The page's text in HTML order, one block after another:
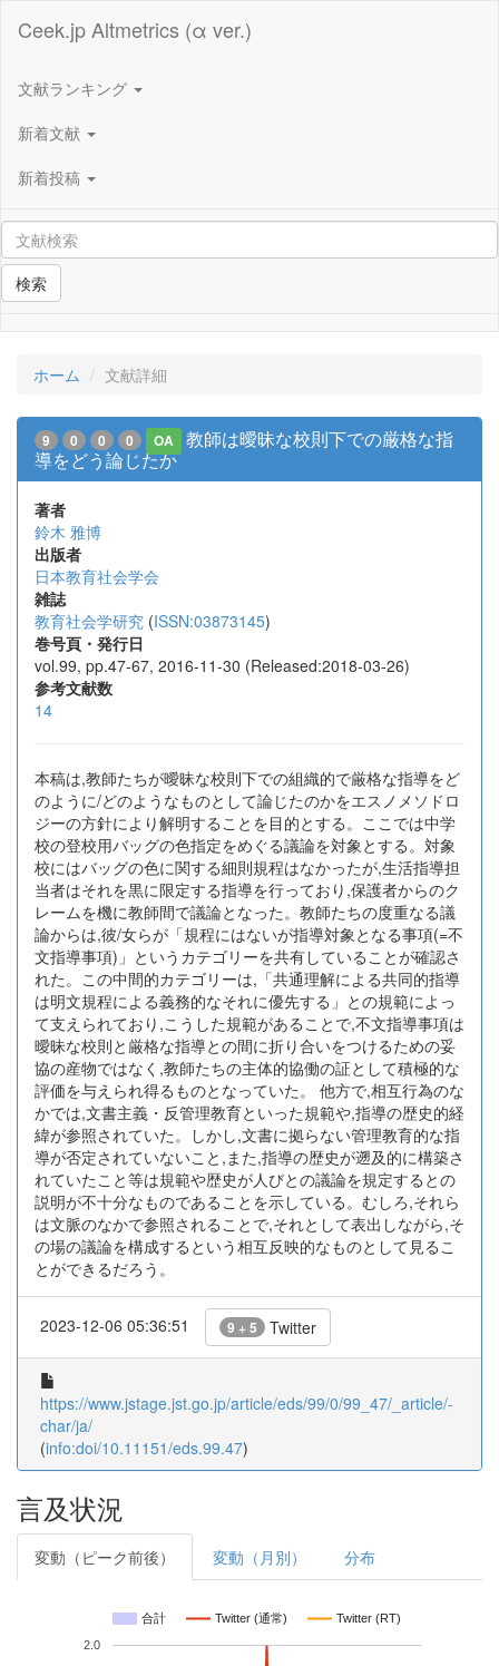
Ceek.jp Altmetrics (α ver.)
文献ランキング
新着文献
新着投稿
検索
ホーム 文献詳細
9 0 0 0 OA
教師は曖昧な校則下での厳格な指
導をどう論じたか
著者
鈴木 雅博
出版者
日本教育社会学会
雑誌
教育社会学研究 (ISSN:03873145)
巻号頁・発行日
vol.99, pp.47-67, 2016-11-30 (Released:2018-03-26)
参考文献数
14
本稿は,教師たちが曖昧な校則下での組織的で厳格な指導をど
のように/どのようなものとして論じたのかをエスノメソドロ
ジーの方針により解明することを目的とする。ここでは中学
校の登校用バッグの色指定をめぐる議論を対象とする。対象
校にはバッグの色に関する細則規程はなかったが,生活指導担
当者はそれを黒に限定する指導を行っており,保護者からのク
レームを機に教師間で議論となった。教師たちの度重なる議
論からは,彼/女らが「規程にはないが指導対象となる事項(=不
文指導事項)」というカテゴリーを共有していることが確認さ
れた。この中間的カテゴリーは,「共通理解による共同的指導
は明文規程による義務的なそれに優先する」との規範によっ
て支えられており,こうした規範があることで,不文指導事項は
曖昧な校則と厳格な指導との間に折り合いをつけるための妥
協の産物ではなく,教師たちの主体的協働の証として積極的な
評価を与えられ得るものとなっていた。 他方で,相互行為のな
かでは,文書主義・反管理教育といった規範や,指導の歴史的経
緯が参照されていた。しかし,文書に拠らない管理教育的な指
導が否定されていないこと,また,指導の歴史が遡及的に構築さ
れていたこと等は規範や歴史が人びとの議論を規定するとの
説明が不十分なものであることを示している。むしろ,それら
は文脈のなかで参照されることで,それとして表出しながら,そ
の場の議論を構成するという相互反映的なものとして見るこ
とができるだろう。
2023-12-06 05:36:51 9 + 5 Twitter
https://www.jstage.jst.go.jp/article/eds/99/0/99_47/_article/-
char/ja/
(info:doi/10.11151/eds.99.47)
言及状況
変動（ピーク前後） 変動（月別） 分布
合計 Twitter (通常) Twitter (RT)
2.0